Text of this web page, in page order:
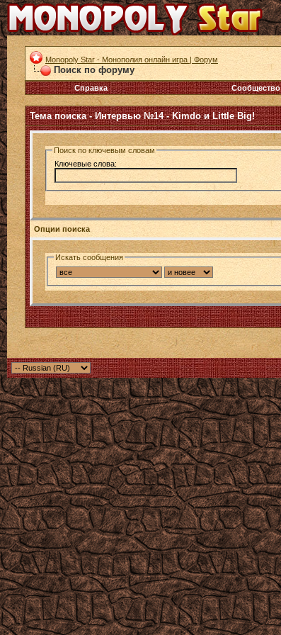
Monopoly Star - Монополия онлайн игра | Форум
Поиск по форуму
Справка
Сообщество
Тема поиска -Интервью №14 - Kimdo и Little Big!
Поиск по ключевым словам
Ключевые слова:
Опции поиска
Искать сообщения